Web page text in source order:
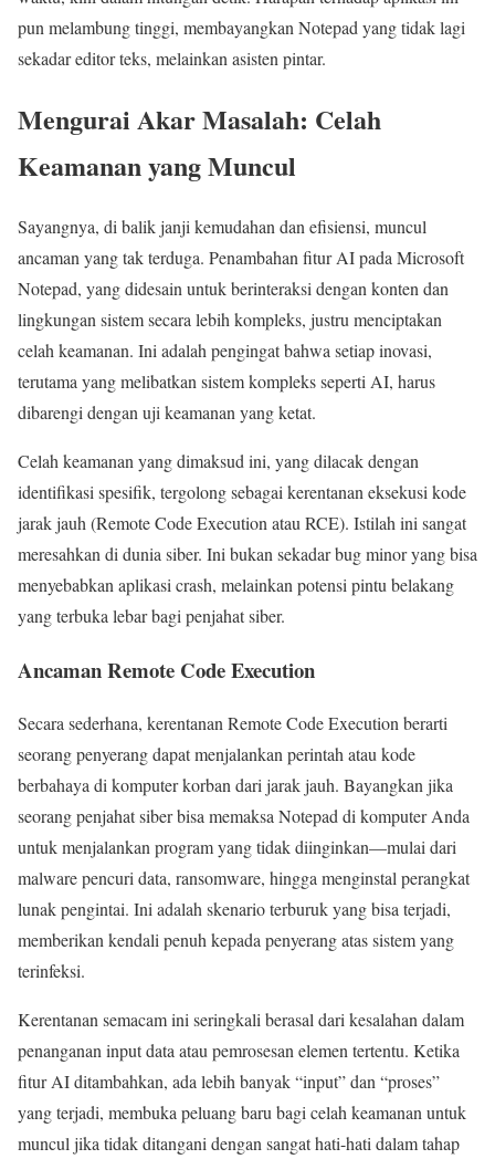
pun melambung tinggi, membayangkan Notepad yang tidak lagi
sekadar editor teks, melainkan asisten pintar.
Mengurai Akar Masalah: Celah
Keamanan yang Muncul
Sayangnya, di balik janji kemudahan dan efisiensi, muncul
ancaman yang tak terduga. Penambahan fitur AI pada Microsoft
Notepad, yang didesain untuk berinteraksi dengan konten dan
lingkungan sistem secara lebih kompleks, justru menciptakan
celah keamanan. Ini adalah pengingat bahwa setiap inovasi,
terutama yang melibatkan sistem kompleks seperti AI, harus
dibarengi dengan uji keamanan yang ketat.
Celah keamanan yang dimaksud ini, yang dilacak dengan
identifikasi spesifik, tergolong sebagai kerentanan eksekusi kode
jarak jauh (Remote Code Execution atau RCE). Istilah ini sangat
meresahkan di dunia siber. Ini bukan sekadar bug minor yang bisa
menyebabkan aplikasi crash, melainkan potensi pintu belakang
yang terbuka lebar bagi penjahat siber.
Ancaman Remote Code Execution
Secara sederhana, kerentanan Remote Code Execution berarti
seorang penyerang dapat menjalankan perintah atau kode
berbahaya di komputer korban dari jarak jauh. Bayangkan jika
seorang penjahat siber bisa memaksa Notepad di komputer Anda
untuk menjalankan program yang tidak diinginkan—mulai dari
malware pencuri data, ransomware, hingga menginstal perangkat
lunak pengintai. Ini adalah skenario terburuk yang bisa terjadi,
memberikan kendali penuh kepada penyerang atas sistem yang
terinfeksi.
Kerentanan semacam ini seringkali berasal dari kesalahan dalam
penanganan input data atau pemrosesan elemen tertentu. Ketika
fitur AI ditambahkan, ada lebih banyak “input” dan “proses”
yang terjadi, membuka peluang baru bagi celah keamanan untuk
muncul jika tidak ditangani dengan sangat hati-hati dalam tahap